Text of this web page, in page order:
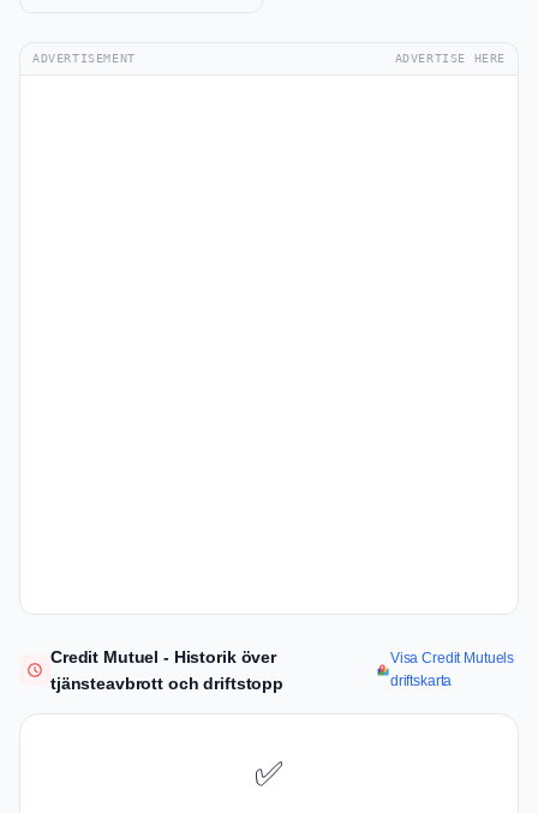
ADVERTISEMENT ADVERTISE HERE
Credit Mutuel - Historik över
tjänsteavbrott och driftstopp
Visa Credit Mutuels
driftskarta
✅